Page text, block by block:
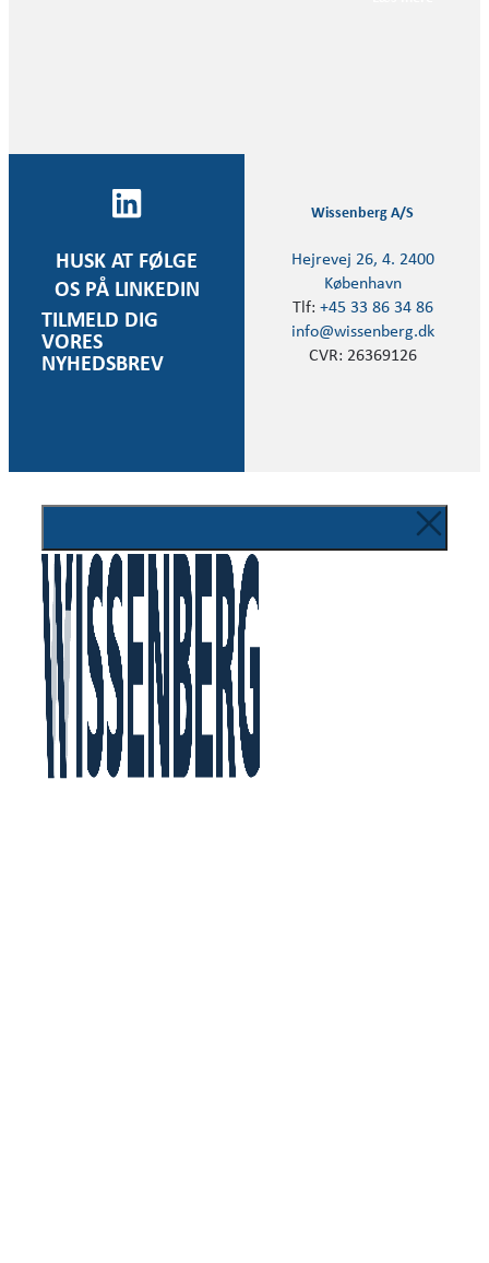
HUSK AT FØLGE
OS PÅ LINKEDIN
TILMELD DIG
VORES
NYHEDSBREV
Wissenberg A/S
Hejrevej 26, 4. 2400
København
Tlf: +45 33 86 34 86
info@wissenberg.dk
CVR: 26369126